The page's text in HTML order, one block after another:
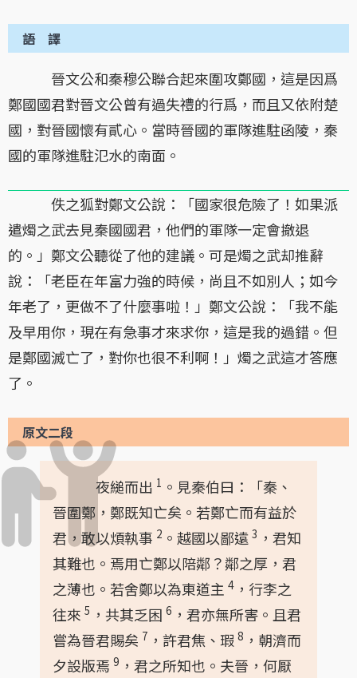
語 譯
晉文公和秦穆公聯合起來圍攻鄭國，這是因爲
鄭國國君對晉文公曾有過失禮的行爲，而且又依附楚
國，對晉國懷有貳心。當時晉國的軍隊進駐函陵，秦
國的軍隊進駐氾水的南面。
佚之狐對鄭文公說：「國家很危險了！如果派
遣燭之武去見秦國國君，他們的軍隊一定會撤退
的。」鄭文公聽從了他的建議。可是燭之武却推辭
說：「老臣在年富力強的時候，尚且不如別人；如今
年老了，更做不了什麼事啦！」鄭文公說：「我不能
及早用你，現在有急事才來求你，這是我的過錯。但
是鄭國滅亡了，對你也很不利啊！」燭之武這才答應
了。
原文二段
夜縋而出 1 。見秦伯曰：「秦、
晉圍鄭，鄭既知亡矣。若鄭亡而有益於
君，敢以煩執事 2 。越國以鄙遠 3 ，君知
其難也。焉用亡鄭以陪鄰？鄰之厚，君
之薄也。若舍鄭以為東道主 4 ，行李之
往來 5 ，共其乏困 6 ，君亦無所害。且君
嘗為晉君賜矣 7 ，許君焦、瑕 8 ，朝濟而
夕設版焉 9 ，君之所知也。夫晉，何厭